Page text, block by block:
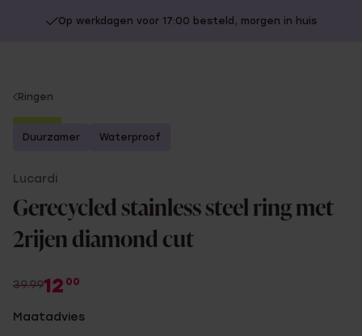
Op werkdagen voor 17:00 besteld, morgen in huis
You
are
here:
Ringen
-70%
Duurzamer Waterproof
Lucardi
Gerecycled stainless steel ring met
2rijen diamond cut
39.9912 00
Maatadvies